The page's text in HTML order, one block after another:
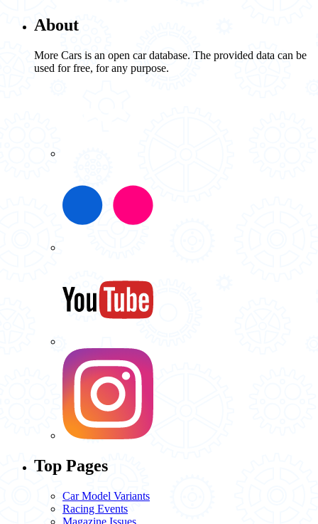
About
More Cars is an open car database. The provided data can be
used for free, for any purpose.
Top Pages
Car Model Variants
Racing Events